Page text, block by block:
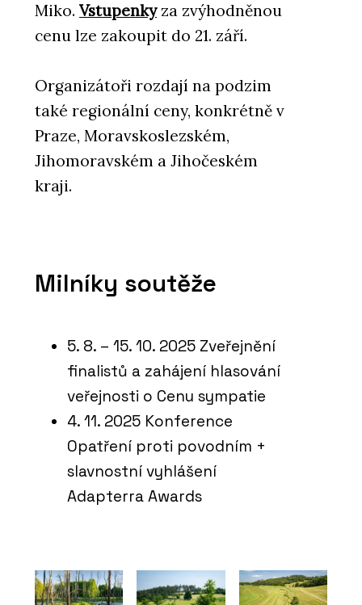
Miko. Vstupenkyza zvýhodněnou
cenu lze zakoupit do 21. září.
Organizátoři rozdají na podzim
také regionální ceny, konkrétně v
Praze, Moravskoslezském,
Jihomoravském a Jihočeském
kraji.
Milníky soutěže
5. 8. – 15. 10. 2025 Zveřejnění
finalistů a zahájení hlasování
veřejnosti o Cenu sympatie
4. 11. 2025 Konference
Opatření proti povodním +
slavnostní vyhlášení
Adapterra Awards